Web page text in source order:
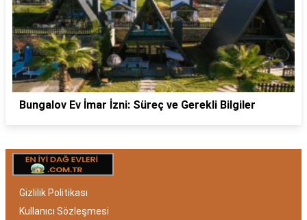
Bungalov Ev İmar İzni: Süreç ve Gerekli Bilgiler
Gizlilik Politikası
Kullanıcı Sözleşmesi